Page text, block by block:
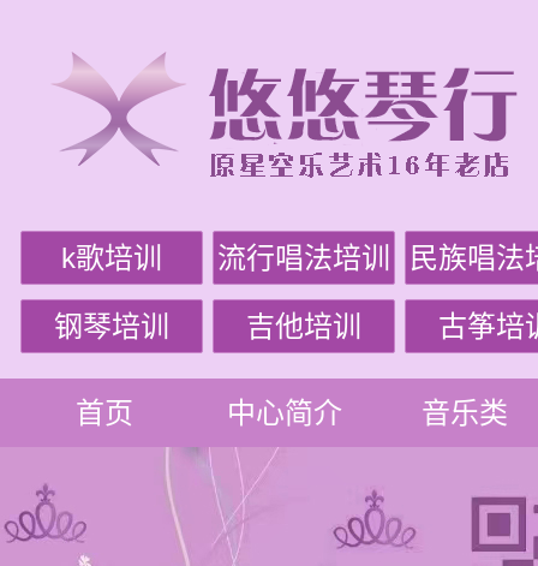
k歌培训 流行唱法培训 民族唱法
钢琴培训 吉他培训 古筝培
首页 中心简介 音乐类